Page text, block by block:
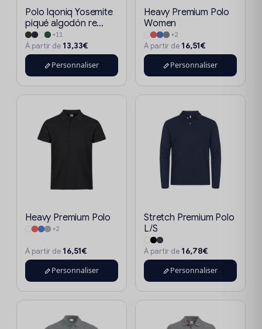
Polo Iqoniq Yosemite
piqué algodón re...
+11
À partir de 13,33€
Personnaliser
Heavy Premium Polo
Women
+2
À partir de 16,51€
Personnaliser
Heavy Premium Polo
+2
À partir de 16,51€
Personnaliser
Stretch Premium Polo
L/S
À partir de 16,78€
Personnaliser